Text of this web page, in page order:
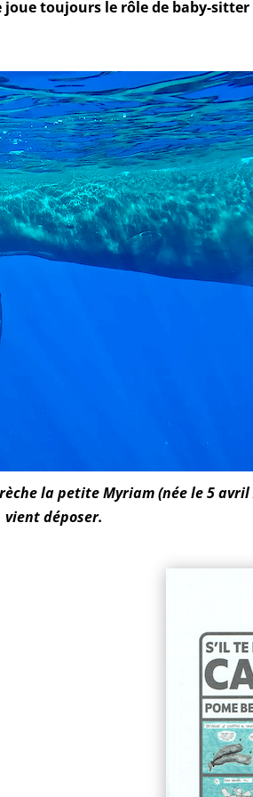
joue toujours le rôle de baby-sitter
la petite Myriam (née le 5
vient déposer.